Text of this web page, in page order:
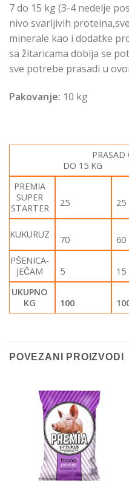
7 do 15 kg (3-4 nedelje
nivo svarljivih
minerale kao i dodatke
sa žitaricama dobija se
sve potrebe prasadi u
Pakovanje: 10 kg
PRASAD
DO 15 KG
PREMIA
SUPER
STARTER
25 25
KUKURUZ 70
60
PŠENICA-
JEČAM
5
15
UKUPNO
KG
100
POVEZANI PROIZVODI